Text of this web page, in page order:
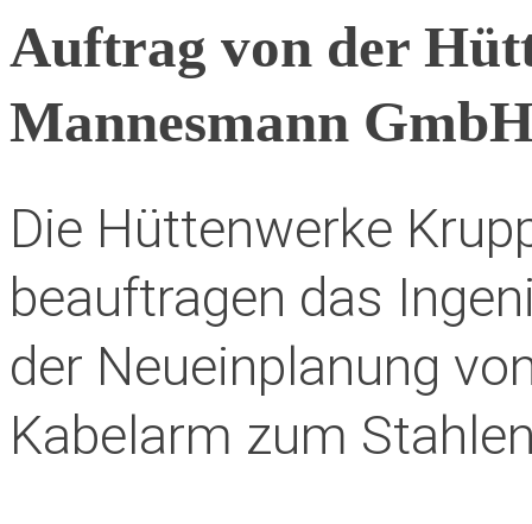
Auftrag von der
Mannesmann
Die Hüttenwerke
beauftragen das
der Neueinplanung
Kabelarm zum